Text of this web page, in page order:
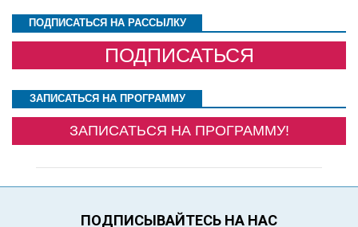
ПОДПИСАТЬСЯ НА РАССЫЛКУ
ПОДПИСАТЬСЯ
ЗАПИСАТЬСЯ НА ПРОГРАММУ
ЗАПИСАТЬСЯ НА ПРОГРАММУ!
ПОДПИСЫВАЙТЕСЬ НА НАС